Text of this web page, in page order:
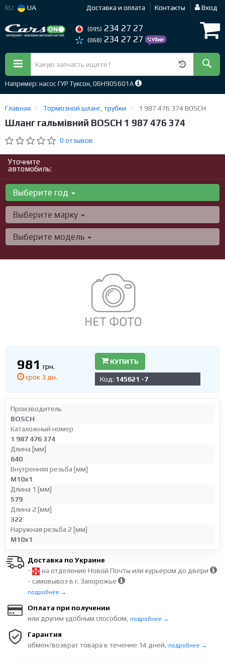
RU UA Доставка и оплата Контакты Вход
(095) 234 27 27
(068) 234 27 27
Например: насос ГУР Туксон, 06H905601A
Главная Тормозной шланг, трубки 1 987 476 374 BOSCH
Шланг гальмівний BOSCH 1 987 476 374
0 отзывов
Уточните
автомобиль:
Выберите год
Выберите марку
Выберите модель
981 грн.
срок 3 дн.
КУПИТЬ
Код: 145621 -7
Производитель
BOSCH
Каталожный номер
1 987 476 374
Длина [мм]
640
Внутренняя резьба [мм]
M10x1
Длина 1 [мм]
579
Длина 2 [мм]
322
Наружная резьба 2 [мм]
M10x1
Доставка по Украине
-
на отделение Новой Почты или курьером до двери
- самовывоз в г. Запорожье
подробнее →
Оплата при получении
или другим удобным способом,
подробнее →
Гарантия
обмен/возврат товара в течение 14 дней,
подробнее →